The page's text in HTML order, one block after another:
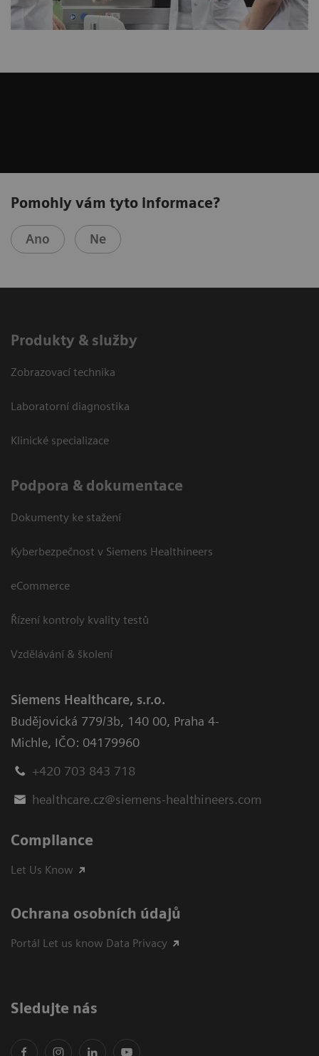
Pomohly vám tyto informace?
Ano Ne
Produkty & služby
Zobrazovací technika
Laboratorní diagnostika
Klinické specializace
Podpora & dokumentace
Dokumenty ke stažení
Kyberbezpečnost v Siemens Healthineers
eCommerce
Řízení kontroly kvality testů
Vzdělávání & školení
Siemens Healthcare, s.r.o.
Budějovická 779/3b, 140 00, Praha 4-
Michle, IČO: 04179960
+420 703 843 718
healthcare.cz@siemens-healthineers.com
Compliance
Let Us Know
Ochrana osobních údajů
Portál Let us know Data Privacy
Sledujte nás